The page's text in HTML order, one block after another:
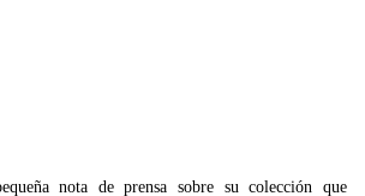
nota de prensa sobre su colección que